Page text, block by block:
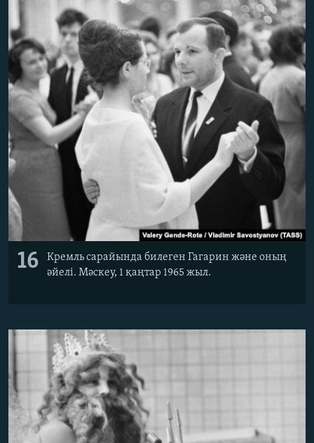
16
Кремль сарайында билеген Гагарин және оның
әйелі. Мәскеу, 1 қаңтар 1965 жыл.